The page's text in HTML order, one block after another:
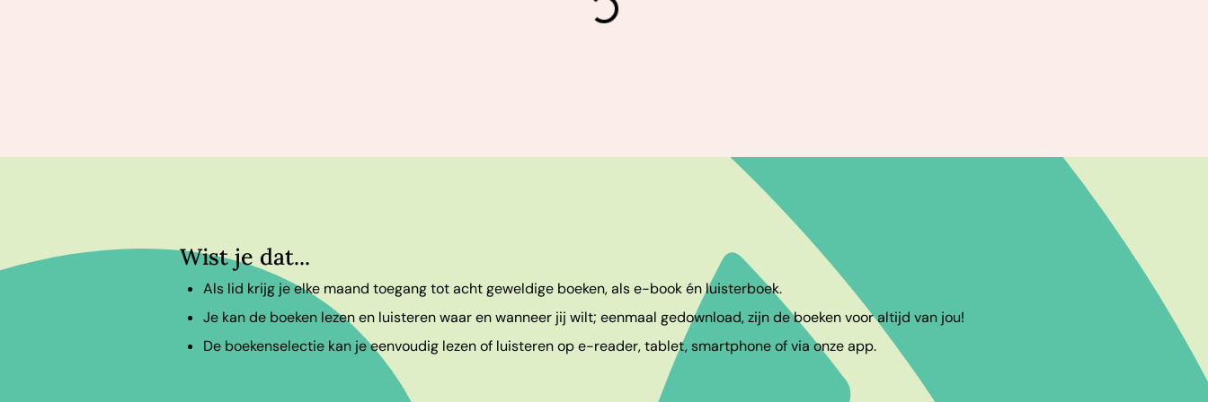
laden
Wist je dat...
Als lid krijg je elke maand toegang tot acht geweldige boeken, als e-book én luisterboek.
Je kan de boeken lezen en luisteren waar en wanneer jij wilt; eenmaal gedownload, zijn de boeken voor altijd van jou!
De boekenselectie kan je eenvoudig lezen of luisteren op e-reader, tablet, smartphone of via onze app.